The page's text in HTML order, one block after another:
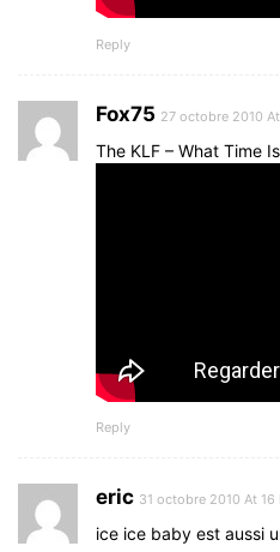
Reply
Fox75 27 octobre 2010
The KLF – What Time
Reply
eric 31 octobre 2010 At
ice ice baby est aussi